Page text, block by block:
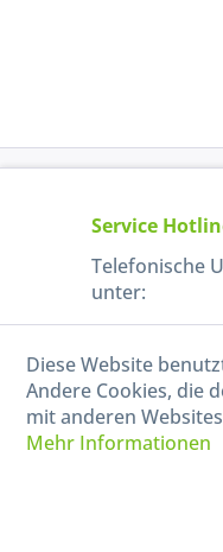
Service
Telefonische
unter:
040-880
Mo-Fr, 09:00 -
Diese Website
Andere Cookies, die
mit anderen
Mehr Informationen